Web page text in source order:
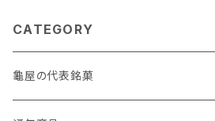
CATEGORY
龜屋の代表銘菓